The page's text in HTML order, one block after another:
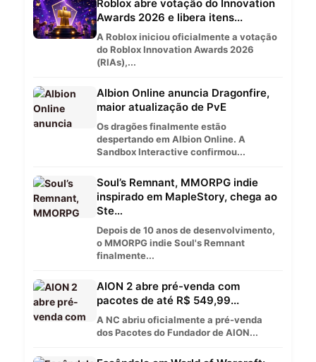
Roblox abre votação do Innovation
Awards 2026 e libera itens...
A Roblox iniciou oficialmente a votação
do Roblox Innovation Awards 2026
(RIAs),...
Albion Online anuncia Dragonfire,
maior atualização de PvE
Os dragões finalmente estão
despertando em Albion Online. A
Sandbox Interactive confirmou...
Soul’s Remnant, MMORPG indie
inspirado em MapleStory, chega ao
Ste…
Depois de 10 anos de desenvolvimento,
o MMORPG indie Soul's Remnant
finalmente...
AION 2 abre pré-venda com
pacotes de até R$ 549,99...
A NC abriu oficialmente a pré-venda
dos Pacotes do Fundador de AION...